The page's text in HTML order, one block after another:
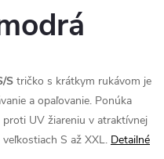
S tričko s krátkym rukávom je
a opaľovanie. Ponúka
UV žiareniu v atraktívnej
S až XXL. Detailné